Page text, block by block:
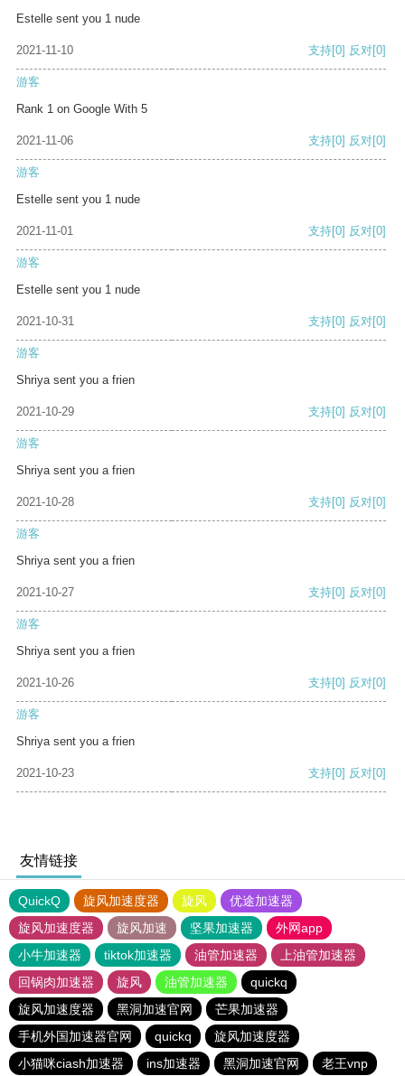
Estelle sent you 1 nude
2021-11-10 支持[0] 反对[0]
游客
Rank 1 on Google With 5
2021-11-06 支持[0] 反对[0]
游客
Estelle sent you 1 nude
2021-11-01 支持[0] 反对[0]
游客
Estelle sent you 1 nude
2021-10-31 支持[0] 反对[0]
游客
Shriya sent you a frien
2021-10-29 支持[0] 反对[0]
游客
Shriya sent you a frien
2021-10-28 支持[0] 反对[0]
游客
Shriya sent you a frien
2021-10-27 支持[0] 反对[0]
游客
Shriya sent you a frien
2021-10-26 支持[0] 反对[0]
游客
Shriya sent you a frien
2021-10-23 支持[0] 反对[0]
友情链接
QuickQ 旋风加速度器 旋风
优途加速器
旋风加速度器
旋风加速 坚果加速器
外网app
小牛加速器
tiktok加速器 油管加速器
上油管加速器
回锅肉加速器
旋风 油管加速器
quickq
旋风加速度器
黑洞加速官网
芒果加速器
手机外国加速器官网
quickq
旋风加速度器
小猫咪ciash加速器
ins加速器 黑洞加速官网 老王vnp